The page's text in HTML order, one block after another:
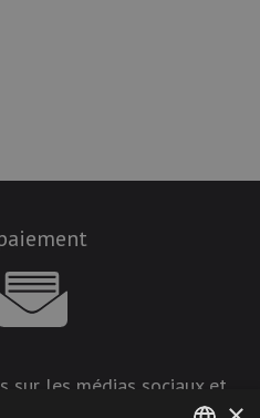
sur les médias sociaux et